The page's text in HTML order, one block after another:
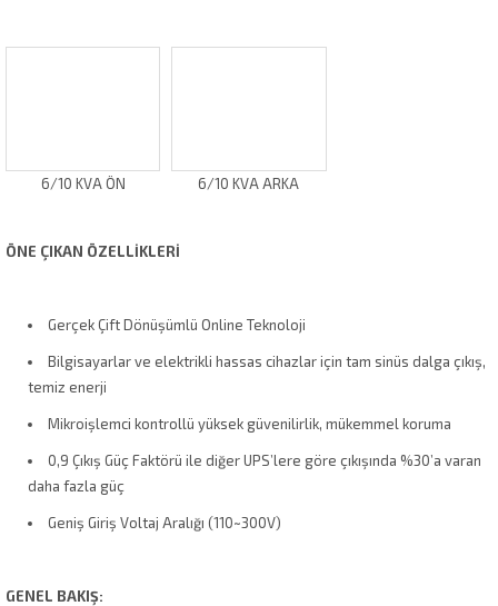
6/10 KVA ÖN 6/10 KVA ARKA
ÖNE ÇIKAN ÖZELLİKLERİ
Gerçek Çift Dönüşümlü Online Teknoloji
Bilgisayarlar ve elektrikli hassas cihazlar için tam sinüs dalga çıkış,
temiz enerji
Mikroişlemci kontrollü yüksek güvenilirlik, mükemmel koruma
0,9 Çıkış Güç Faktörü ile diğer UPS’lere göre çıkışında %30’a varan
daha fazla güç
Geniş Giriş Voltaj Aralığı (110~300V)
GENEL BAKIŞ: